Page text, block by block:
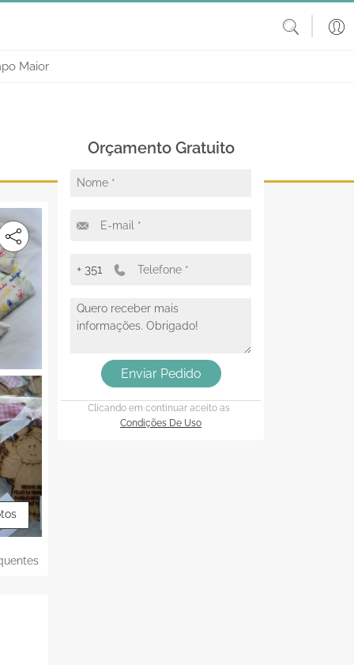
Maior
Orçamento Gratuito
+ 351
Enviar Pedido
Clicando em continuar aceito as
Condições De Uso